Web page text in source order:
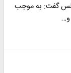
تلفیق لایحه بودجه سال ۱۴۰۱ مجلس گفت: به موجب
و…